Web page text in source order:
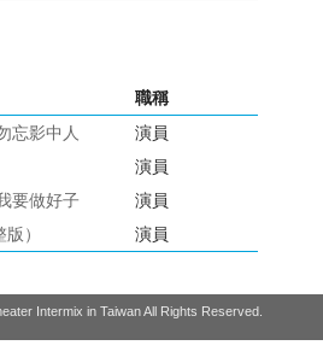
職稱
忘影中人
演員
演員
要做好子
演員
） 演員
Intermix in Taiwan All Rights Reserved.